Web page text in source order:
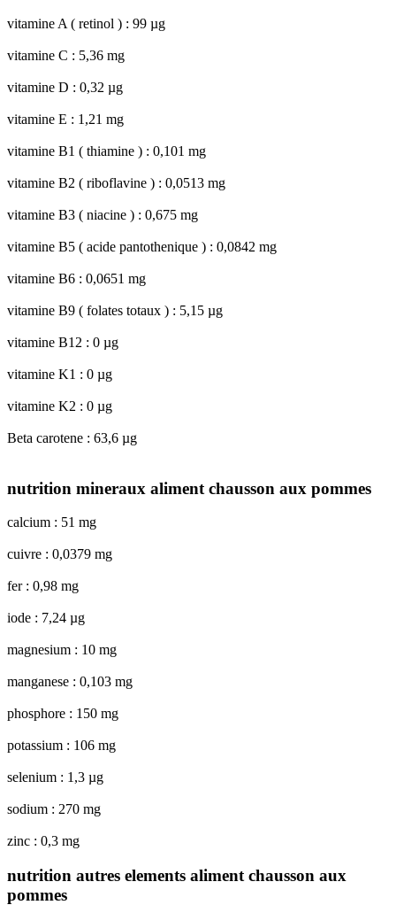
vitamine A ( retinol ) : 99 µg
vitamine C : 5,36 mg
vitamine D : 0,32 µg
vitamine E : 1,21 mg
vitamine B1 ( thiamine ) : 0,101 mg
vitamine B2 ( riboflavine ) : 0,0513 mg
vitamine B3 ( niacine ) : 0,675 mg
vitamine B5 ( acide pantothenique ) : 0,0842 mg
vitamine B6 : 0,0651 mg
vitamine B9 ( folates totaux ) : 5,15 µg
vitamine B12 : 0 µg
vitamine K1 : 0 µg
vitamine K2 : 0 µg
Beta carotene : 63,6 µg
nutrition mineraux aliment chausson aux pommes
calcium : 51 mg
cuivre : 0,0379 mg
fer : 0,98 mg
iode : 7,24 µg
magnesium : 10 mg
manganese : 0,103 mg
phosphore : 150 mg
potassium : 106 mg
selenium : 1,3 µg
sodium : 270 mg
zinc : 0,3 mg
nutrition autres elements aliment chausson aux
pommes